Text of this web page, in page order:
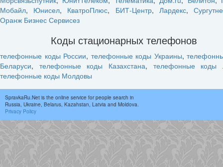
Мобайл, Юнисел, КватроПлюс, БИТ-Центр, Лардекс,
Оранж Бизнес Сервисез
Коды стационарных телефонов
телефонные коды России, телефонные коды Украины,
Беларуси, телефонные коды Казахстана, телефонные коды
телефонные коды Молдовы
SpravkaRu.Net is the online service for people search in
Russia, Ukraine, Belarus, Kazahstan, Latvia and Moldova.
Privacy Policy